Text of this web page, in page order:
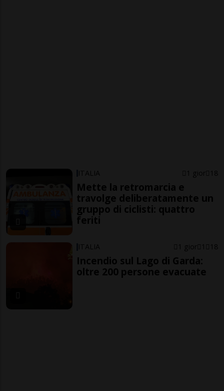
ITALIA 1 gior 18
Mette la retromarcia e
travolge deliberatamente un
gruppo di ciclisti: quattro
feriti
ITALIA 1 gior 1 18
Incendio sul Lago di Garda:
oltre 200 persone evacuate